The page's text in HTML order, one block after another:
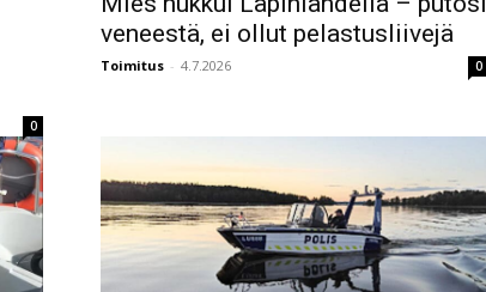
0
veneestä, ei ollut pelastusliivejä
Toimitus - 4.7.2026 0